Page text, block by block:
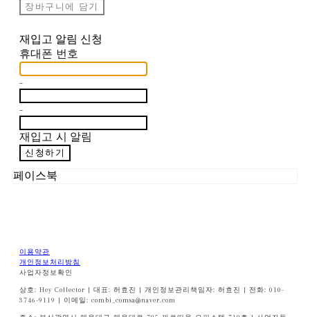
장바구니에 담기
재입고 알림 신청
휴대폰 번호
-
-
재입고 시 알림
신청하기
페이스북
이용약관
개인정보처리방침
사업자정보확인
상호: Hey Collector | 대표: 허효진 | 개인정보관리책임자: 허효진 | 전화: 010-
3746-9119 | 이메일: combi_comsa@naver.com